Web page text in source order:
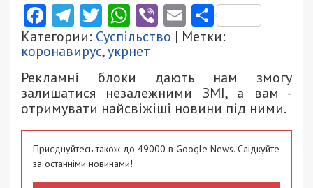
Facebook
Telegram
Twitter
WhatsApp
ViberEmail
Категории: Суспільство | Метки:
коронавирус,укрнет
Рекламні блоки дають нам змогу
залишатися незалежними ЗМІ, а вам -
отримувати найсвіжіші новини під ними.
Приєднуйтесь також до 49000 в Google News. Слідкуйте
за останніми новинами!